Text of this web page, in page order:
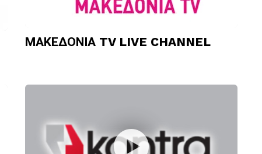
ΜΑΚΕΔΟΝΙΑ TV LIVE CHANNEL